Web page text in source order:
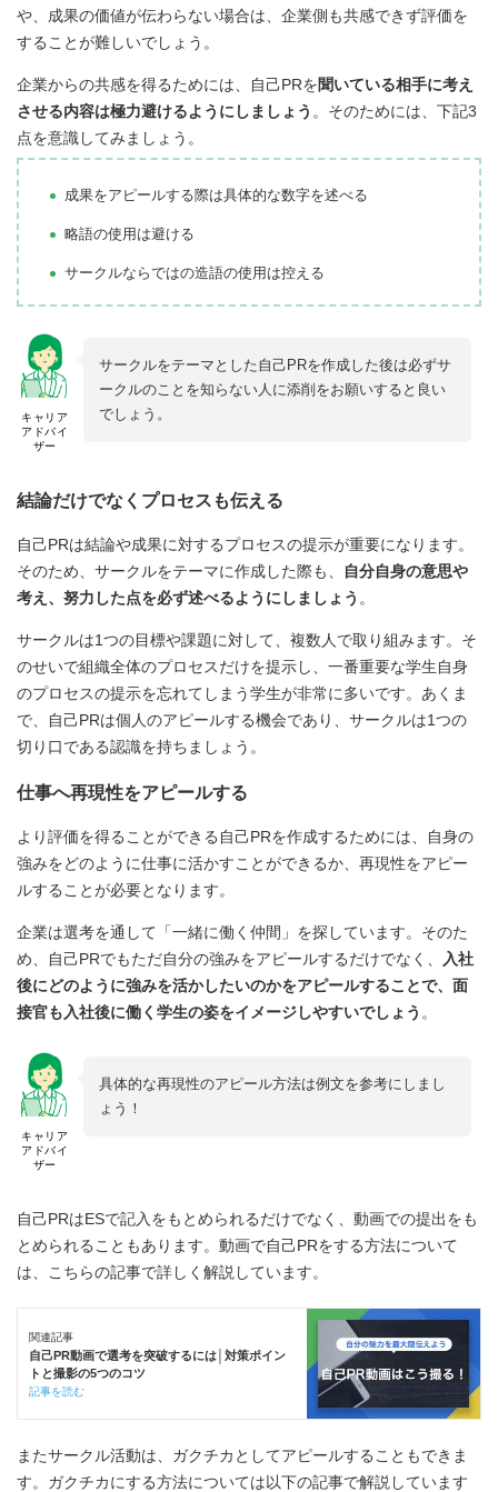
や、成果の価値が伝わらない場合は、企業側も共感できず評価を
することが難しいでしょう。
企業からの共感を得るためには、自己PRを聞いている相手に考え
させる内容は極力避けるようにしましょう 。そのためには、下記3
点を意識してみましょう。
成果をアピールする際は具体的な数字を述べる
略語の使用は避ける
サークルならではの造語の使用は控える
キャリア
アドバイ
ザー
サークルをテーマとした自己PRを作成した後は必ずサ
ークルのことを知らない人に添削をお願いすると良い
でしょう。
結論だけでなくプロセスも伝える
自己PRは結論や成果に対するプロセスの提示が重要になります。
そのため、サークルをテーマに作成した際も、
自分自身の意思や
考え、努力した点を必ず述べるようにしましょう 。
サークルは1つの目標や課題に対して、複数人で取り組みます。そ
のせいで組織全体のプロセスだけを提示し、一番重要な学生自身
のプロセスの提示を忘れてしまう学生が非常に多いです。あくま
で、自己PRは個人のアピールする機会であり、サークルは1つの
切り口である認識を持ちましょう。
仕事へ再現性をアピールする
より評価を得ることができる自己PRを作成するためには、自身の
強みをどのように仕事に活かすことができるか、再現性をアピー
ルすることが必要となります。
企業は選考を通して「一緒に働く仲間」を探しています。そのた
め、自己PRでもただ自分の強みをアピールするだけでなく、
入社
後にどのように強みを活かしたいのかをアピールすることで、面
接官も入社後に働く学生の姿をイメージしやすいでしょう 。
キャリア
アドバイ
ザー
具体的な再現性のアピール方法は例文を参考にしまし
ょう！
自己PRはESで記入をもとめられるだけでなく、動画での提出をも
とめられることもあります。動画で自己PRをする方法について
は、こちらの記事で詳しく解説しています。
関連記事
自己PR動画で選考を突破するには│対策ポイン
トと撮影の5つのコツ
記事を読む
またサークル活動は、ガクチカとしてアピールすることもできま
す。ガクチカにする方法については以下の記事で解説しています